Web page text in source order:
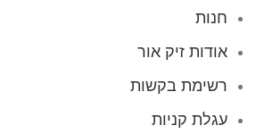
חנות
אודות זיק אור
רשימת בקשות
עגלת קניות